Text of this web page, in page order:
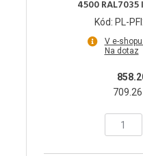
4500
Kód: PL-
V e-
Na dotaz